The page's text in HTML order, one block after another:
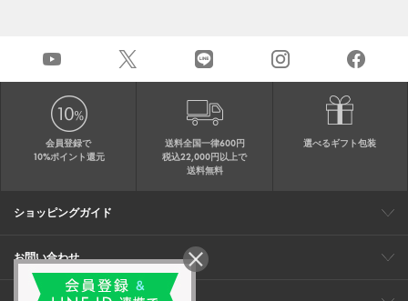
会員登録で
10%ポイント還元
送料全国一律600円
税込22,000円以上で
送料無料
選べるギフト包装
ショッピングガイド
会員特典
ご購入・配送について
返品について
ギフト包装
FAQ
サイトマップ
お問い合わせ